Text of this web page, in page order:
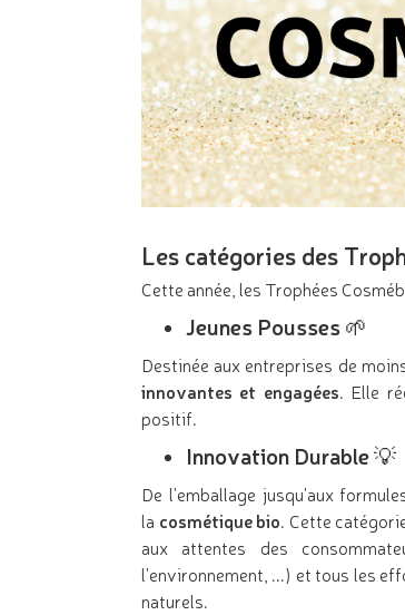
Les catégories des
Cette année, les Trophées
Jeunes Pousses 🌱
Destinée aux entreprises de
innovantes et engagées. Elle
positif.
Innovation Durable 💡
De l'emballage jusqu'aux
la cosmétique bio. Cette
aux attentes des
l'environnement, ...) et tous les
naturels.